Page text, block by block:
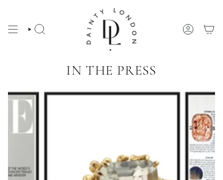
BÚSQUEDA CUENTA
IN THE PRESS